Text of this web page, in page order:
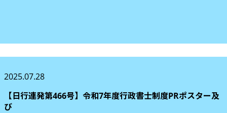
2025.07.28
【日行連発第466号】令和7年度行政書士制度PRポスター及
び